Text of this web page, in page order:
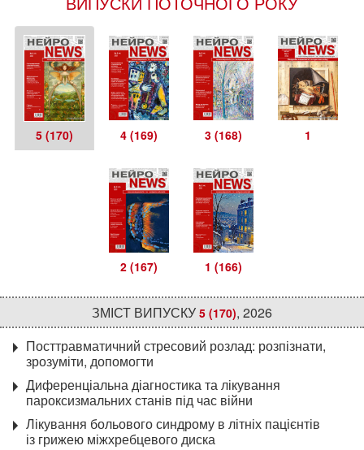
5 (170) 4 (169) 3 (168) 1
2 (167) 1 (166)
ЗМІСТ ВИПУСКУ 5 (170), 2026
Посттравматичний стресовий розлад: розпізнати,
зрозуміти, допомогти
Диференціальна діагностика та лікування
пароксизмальних станів під час війни
Лікування больового синдрому в літніх пацієнтів
із грижею міжхребцевого диска